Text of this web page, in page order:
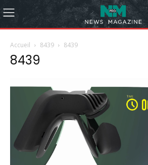
Accueil 8439 8439
8439